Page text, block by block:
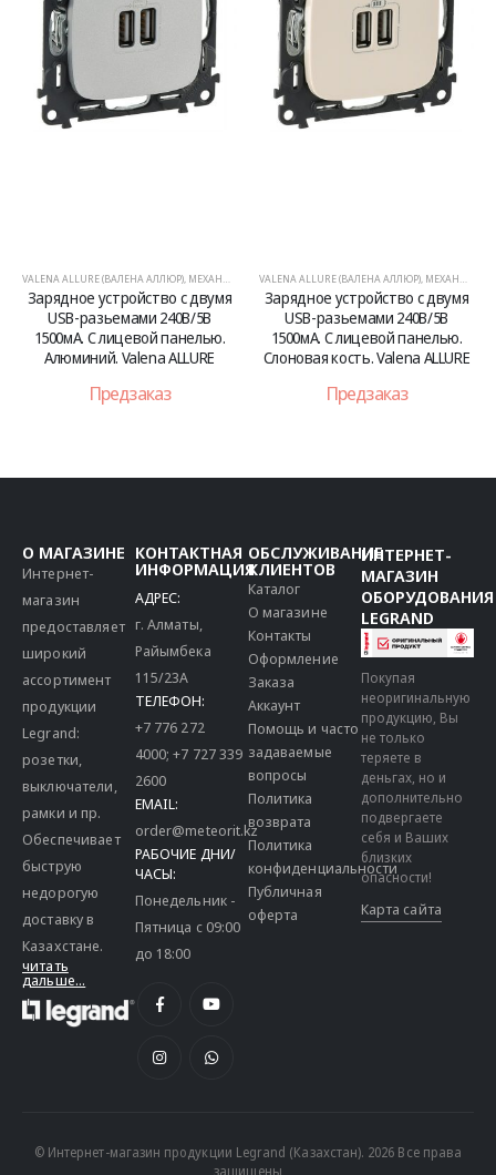
VALENA ALLURE (ВАЛЕНА АЛЛЮР), МЕХАНИЗМЫ
Зарядное устройство с двумя
USB-разьемами 240В/5В
1500мА. С лицевой панелью.
Алюминий. Valena ALLURE
Предзаказ
VALENA ALLURE (ВАЛЕНА АЛЛЮР), МЕХАНИЗМЫ
Зарядное устройство с двумя
USB-разьемами 240В/5В
1500мА. С лицевой панелью.
Слоновая кость. Valena ALLURE
Предзаказ
О МАГАЗИНЕ
Интернет-
магазин
предоставляет
широкий
ассортимент
продукции
Legrand:
розетки,
выключатели,
рамки и пр.
Обеспечивает
быструю
недорогую
доставку в
Казахстане.
читать
дальше...
КОНТАКТНАЯ
ИНФОРМАЦИЯ
АДРЕС:
г. Алматы,
Райымбека
115/23A
ТЕЛЕФОН:
+7 776 272
4000;+7 727 339
2600
EMAIL:
order@meteorit.kz
РАБОЧИЕ ДНИ/
ЧАСЫ:
Понедельник -
Пятница с 09:00
до 18:00
ОБСЛУЖИВАНИЕ
КЛИЕНТОВ
Каталог
О магазине
Контакты
Оформление
Заказа
Аккаунт
Помощь и часто
задаваемые
вопросы
Политика
возврата
Политика
конфиденциальности
Публичная
оферта
ИНТЕРНЕТ-
МАГАЗИН
ОБОРУДОВАНИЯ
LEGRAND
Покупая
неоригинальную
продукцию, Вы
не только
теряете в
деньгах, но и
дополнительно
подвергаете
себя и Ваших
близких
опасности!
Карта сайта
© Интернет-магазин продукции Legrand (Казахстан). 2026 Все права
защищены